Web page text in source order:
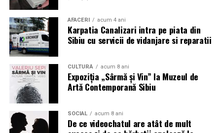
AFACERI acum 4 ani
Karpatia Canalizari intra pe piata din
Sibiu cu servicii de vidanjare si reparatii
CULTURĂ acum 8 ani
Expoziția „Sârmă și Vin” la Muzeul de
Artă Contemporană Sibiu
SOCIAL acum 8 ani
De ce videochatul are atât de mult